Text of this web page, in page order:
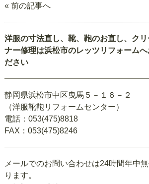
« 前の記事へ
洋服の寸法直し、靴、鞄のお直し、ク
ナー修理は浜松市のレッツリフォームへ
ださい
静岡県浜松市中区曳馬５－１６－２
（洋服靴鞄リフォームセンター）
電話：053(475)8818
FAX：053(475)8246
メールでのお問い合わせは24時間年中
ります。